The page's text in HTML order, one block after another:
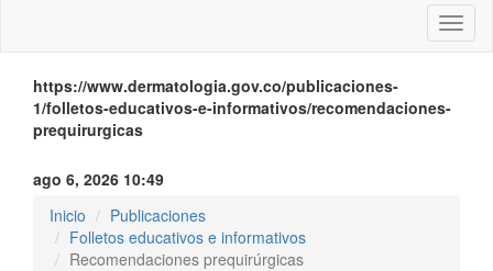
Menú
https://www.dermatologia.gov.co/publicaciones-
1/folletos-educativos-e-informativos/recomendaciones-
prequirurgicas
ago 6, 2026 10:49
Inicio
Publicaciones
Folletos educativos e informativos
Recomendaciones prequirúrgicas